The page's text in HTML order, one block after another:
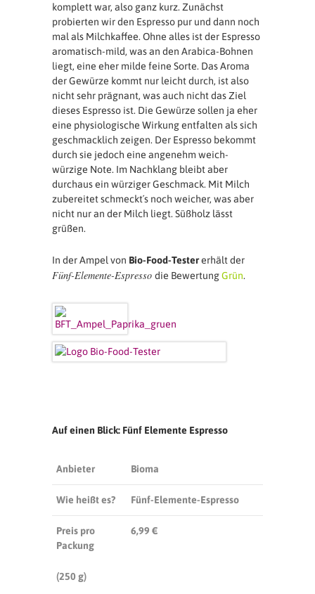
komplett war, also ganz kurz. Zunächst
probierten wir den Espresso pur und dann noch
mal als Milchkaffee. Ohne alles ist der Espresso
aromatisch-mild, was an den Arabica-Bohnen
liegt, eine eher milde feine Sorte. Das Aroma
der Gewürze kommt nur leicht durch, ist also
nicht sehr prägnant, was auch nicht das Ziel
dieses Espresso ist. Die Gewürze sollen ja eher
eine physiologische Wirkung entfalten als sich
geschmacklich zeigen. Der Espresso bekommt
durch sie jedoch eine angenehm weich-
würzige Note. Im Nachklang bleibt aber
durchaus ein würziger Geschmack. Mit Milch
zubereitet schmeckt´s noch weicher, was aber
nicht nur an der Milch liegt. Süßholz lässt
grüßen.
In der Ampel von Bio-Food-Testererhält der
Fünf-Elemente-Espresso die BewertungGrün.
Auf einen Blick: Fünf Elemente Espresso
Anbieter Bioma
Wie heißt es? Fünf-Elemente-Espresso
Preis pro
Packung
(250 g)
6,99 €